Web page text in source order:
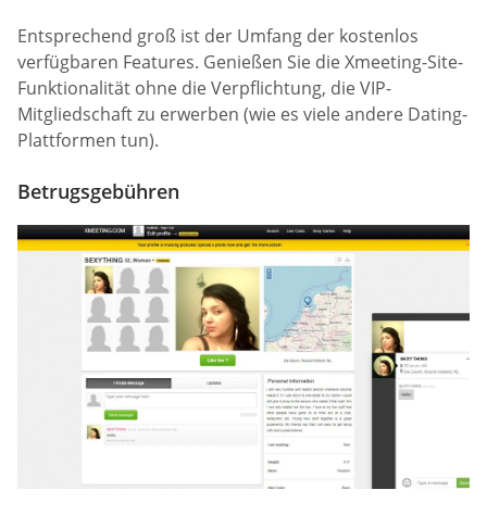
Entsprechend groß ist der Umfang der kostenlos
verfügbaren Features. Genießen Sie die Xmeeting-Site-
Funktionalität ohne die Verpflichtung, die VIP-
Mitgliedschaft zu erwerben (wie es viele andere Dating-
Plattformen tun).
Betrugsgebühren